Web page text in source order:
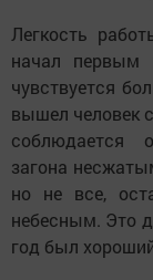
Легкость
начал первым
чувствуется
вышел человек
соблюдается
загона
но не все,
небесным. Это
год был